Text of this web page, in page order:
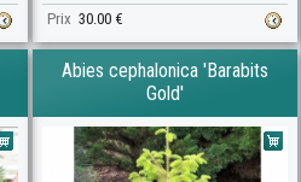
Prix 30.00 €
Abies cephalonica 'Barabits
Gold'